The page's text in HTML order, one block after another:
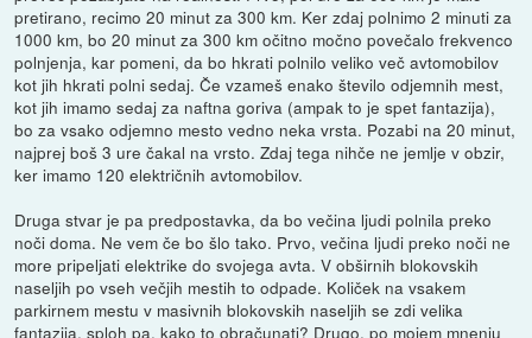
pretirano, recimo 20 minut za 300 km. Ker zdaj polnimo 2 minuti za
1000 km, bo 20 minut za 300 km očitno močno povečalo frekvenco
polnjenja, kar pomeni, da bo hkrati polnilo veliko več avtomobilov
kot jih hkrati polni sedaj. Če vzameš enako število odjemnih mest,
kot jih imamo sedaj za naftna goriva (ampak to je spet fantazija),
bo za vsako odjemno mesto vedno neka vrsta. Pozabi na 20 minut,
najprej boš 3 ure čakal na vrsto. Zdaj tega nihče ne jemlje v obzir,
ker imamo 120 električnih avtomobilov.
Druga stvar je pa predpostavka, da bo večina ljudi polnila preko
noči doma. Ne vem če bo šlo tako. Prvo, večina ljudi preko noči ne
more pripeljati elektrike do svojega avta. V obširnih blokovskih
naseljih po vseh večjih mestih to odpade. Količek na vsakem
parkirnem mestu v masivnih blokovskih naseljih se zdi velika
fantazija, sploh pa, kako to obračunati? Drugo, po mojem mnenju